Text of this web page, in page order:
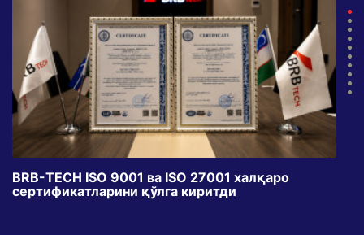
BRB-TECH ISO 9001 ва ISO 27001 халқаро
сертификатларини қўлга киритди